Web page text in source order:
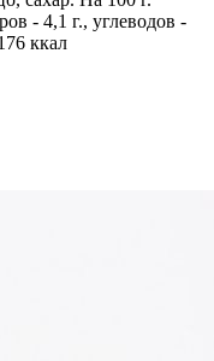
- 4,1 г., углеводов -
ккал